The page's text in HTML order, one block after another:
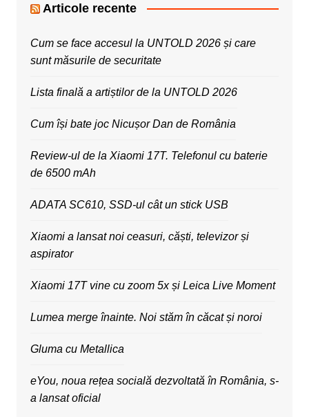
Articole recente
Cum se face accesul la UNTOLD 2026 și care
sunt măsurile de securitate
Lista finală a artiștilor de la UNTOLD 2026
Cum își bate joc Nicușor Dan de România
Review-ul de la Xiaomi 17T. Telefonul cu baterie
de 6500 mAh
ADATA SC610, SSD-ul cât un stick USB
Xiaomi a lansat noi ceasuri, căști, televizor și
aspirator
Xiaomi 17T vine cu zoom 5x și Leica Live Moment
Lumea merge înainte. Noi stăm în căcat și noroi
Gluma cu Metallica
eYou, noua rețea socială dezvoltată în România, s-
a lansat oficial